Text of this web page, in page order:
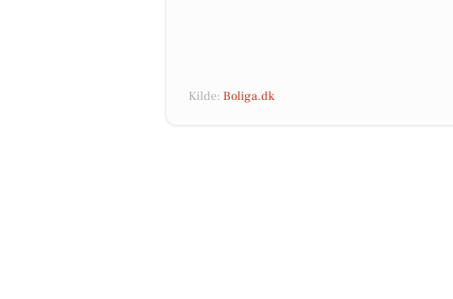
Kilde: Boliga.dk